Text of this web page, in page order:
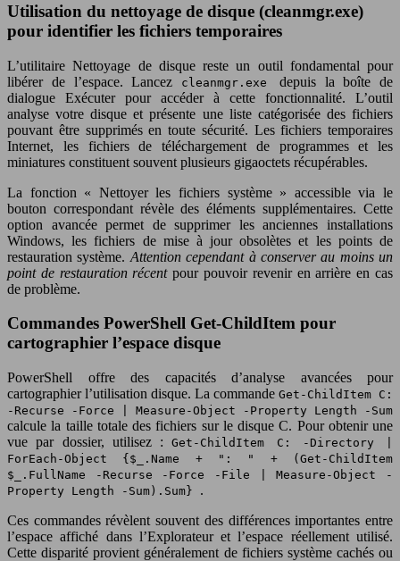
Utilisation du nettoyage de disque (cleanmgr.exe)
pour identifier les fichiers temporaires
L’utilitaire Nettoyage de disque reste un outil fondamental pour
libérer de l’espace. Lancez
cleanmgr.exe depuis la boîte de
dialogue Exécuter pour accéder à cette fonctionnalité. L’outil
analyse votre disque et présente une liste catégorisée des fichiers
pouvant être supprimés en toute sécurité. Les fichiers temporaires
Internet, les fichiers de téléchargement de programmes et les
miniatures constituent souvent plusieurs gigaoctets récupérables.
La fonction « Nettoyer les fichiers système » accessible via le
bouton correspondant révèle des éléments supplémentaires. Cette
option avancée permet de supprimer les anciennes installations
Windows, les fichiers de mise à jour obsolètes et les points de
restauration système. Attention cependant à conserver au moins un
point de restauration récentpour pouvoir revenir en arrière en cas
de problème.
Commandes PowerShell Get-ChildItem pour
cartographier l’espace disque
PowerShell offre des capacités d’analyse avancées pour
cartographier l’utilisation disque. La commande Get-ChildItem C:
-Recurse -Force | Measure-Object -Property Length -Sum
calcule la taille totale des fichiers sur le disque C. Pour obtenir une
vue par dossier, utilisez :Get-ChildItem C: -Directory |
ForEach-Object {$_.Name + ": " + (Get-ChildItem
$_.FullName -Recurse -Force -File | Measure-Object -
Property Length -Sum).Sum} .
Ces commandes révèlent souvent des différences importantes entre
l’espace affiché dans l’Explorateur et l’espace réellement utilisé.
Cette disparité provient généralement de fichiers système cachés ou